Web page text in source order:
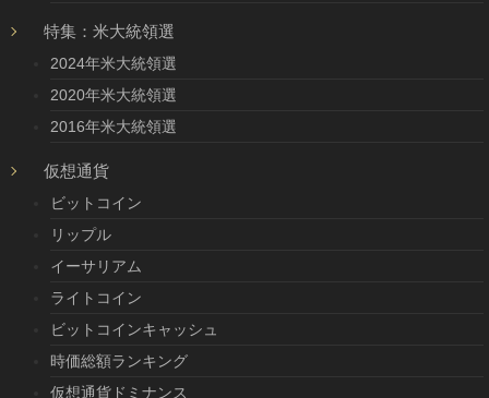
特集：米大統領選
2024年米大統領選
2020年米大統領選
2016年米大統領選
仮想通貨
ビットコイン
リップル
イーサリアム
ライトコイン
ビットコインキャッシュ
時価総額ランキング
仮想通貨ドミナンス